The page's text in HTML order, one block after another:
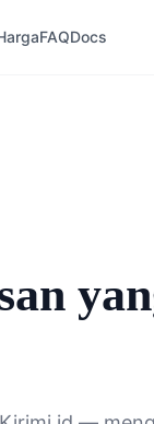
FAQDocs